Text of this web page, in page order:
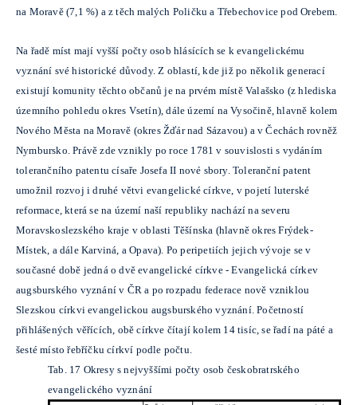
na Moravě (7,1 %) a z těch malých Poličku a Třebechovice pod Orebem.
Na řadě míst mají vyšší počty osob hlásících se k evangelickému
vyznání své historické důvody. Z oblastí, kde již po několik generací
existují komunity těchto občanů je na prvém místě Valašsko (z hlediska
územního pohledu okres Vsetín), dále území na Vysočině, hlavně kolem
Nového Města na Moravě (okres Žďár nad Sázavou) a v Čechách rovněž
Nymbursko. Právě zde vznikly po roce 1781 v souvislosti s vydáním
tolerančního patentu císaře Josefa II nové sbory. Toleranční patent
umožnil rozvoj i druhé větvi evangelické církve, v pojetí luterské
reformace, která se na území naší republiky nachází na severu
Moravskoslezského kraje v oblasti Těšínska (hlavně okres Frýdek-
Místek, a dále Karviná, a Opava). Po peripetiích jejich vývoje se v
současné době jedná o dvě evangelické církve - Evangelická církev
augsburského vyznání v ČR a po rozpadu federace nově vzniklou
Slezskou církvi evangelickou augsburského vyznání. Početností
přihlášených věřících, obě církve čítají kolem 14 tisíc, se řadí na páté a
šesté místo řebříčku církví podle počtu.
Tab. 17 Okresy s nejvyššími počty osob českobratrského
evangelického vyznání